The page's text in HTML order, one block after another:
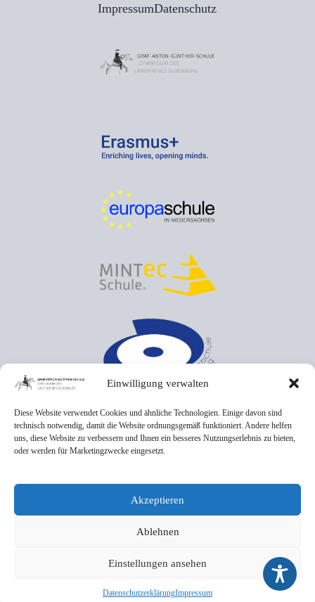
Einwilligung verwalten
Diese Website verwendet Cookies und ähnliche Technologien. Einige davon sind
technisch notwendig, damit die Website ordnungsgemäß funktioniert. Andere helfen
uns, diese Website zu verbessern und Ihnen ein besseres Nutzungserlebnis zu bieten,
oder werden für Marketingzwecke eingesetzt.
Akzeptieren
Ablehnen
Einstellungen ansehen
DatenschutzerklärungImpressum
ImpressumDatenschutz